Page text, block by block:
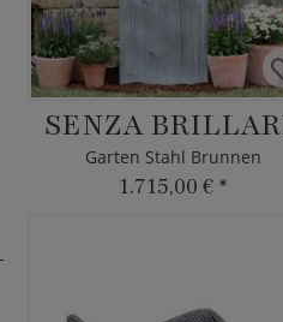
SENZA
Garten Stahl Brunnen
1.715,00 € *